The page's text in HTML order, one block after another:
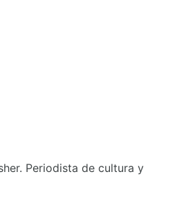
Periodista de cultura y